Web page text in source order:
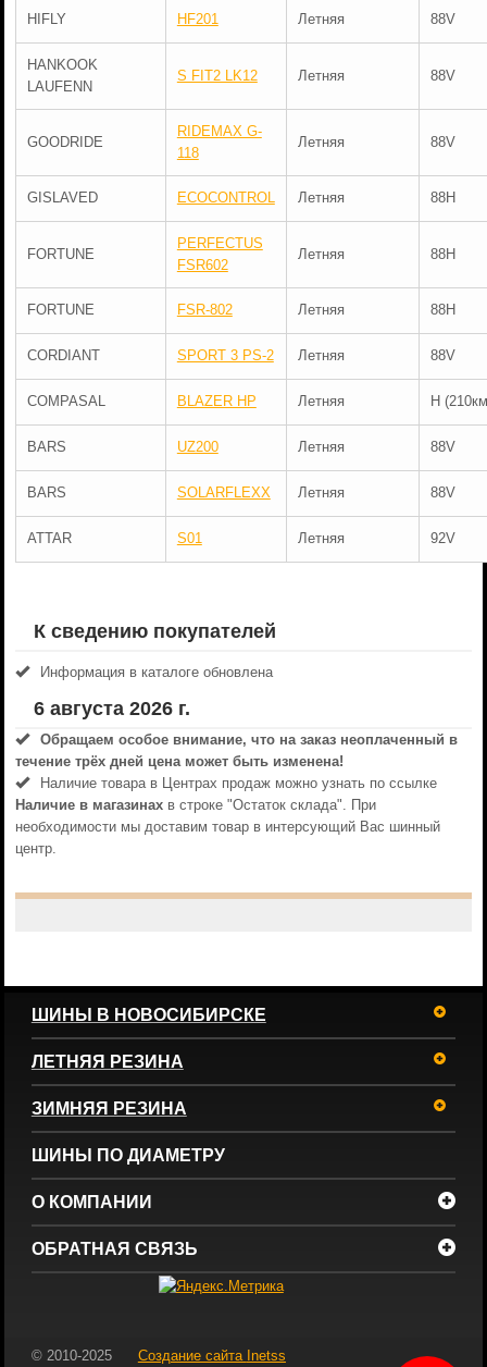
HIFLY HF201 Летняя 88V
HANKOOK
LAUFENN
S FIT2 LK12 Летняя 88V
GOODRIDE
RIDEMAX G-
118
Летняя 88V
GISLAVED ECOCONTROL Летняя 88H
FORTUNE
PERFECTUS
FSR602
Летняя 88H
FORTUNE FSR-802 Летняя 88H
CORDIANT SPORT 3 PS-2 Летняя 88V
COMPASAL BLAZER HP Летняя H
BARS UZ200 Летняя 88V
BARS SOLARFLEXX Летняя 88V
ATTAR S01 Летняя 92V
К сведению покупателей
Информация в каталоге обновлена
6 августа 2026 г.
Обращаем особое внимание, что на заказ неоплаченный в
течениe трёх дней цена может быть изменена!
Наличие товара в Центрах продаж можно узнать по ссылке
Наличие в магазинахв строке "Остаток склада". При
необходимости мы доставим товар в интерсующий Вас шинный
центр.
ШИНЫ В НОВОСИБИРСКЕ
ЛЕТНЯЯ РЕЗИНА
ЗИМНЯЯ РЕЗИНА
ШИНЫ ПО ДИАМЕТРУ
О КОМПАНИИ
ОБРАТНАЯ СВЯЗЬ
© 2010-2025 Создание сайта Inetss